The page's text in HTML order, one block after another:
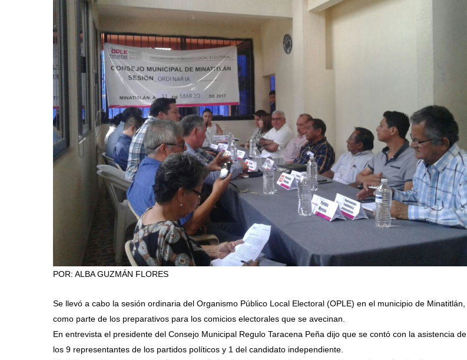
POR: ALBA GUZMÁN FLORES
Se llevó a cabo la sesión ordinaria del Organismo Público Local Electoral (OPLE) en el municipio de Minatitlán,
como parte de los preparativos para los comicios electorales que se avecinan.
En entrevista el presidente del Consejo Municipal Regulo Taracena Peña dijo que se contó con la asistencia de
los 9 representantes de los partidos políticos y 1 del candidato independiente.